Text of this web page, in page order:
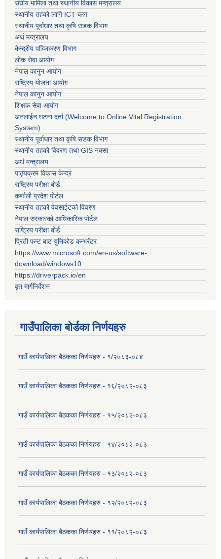
संघीय मामिला तथा स्थानीय विकास मन्त्रालय
स्थानीय तहको लागि ICT ब्लग
स्थानीय पूर्वाधार तथा कृषि सडक विभाग
अर्थ मन्त्रालय
केन्द्रीय पञ्जिकरण विभाग
लोक सेवा आयोग
नेपाल कानुन आयोग
राष्ट्रिय योजना आयोग
नेपाल कानुन आयोग
शिक्षक सेवा आयोग
अनलाईन घटना दर्ता (Welcome to Online Vital Registration
System)
स्थानीय पूर्वाधार तथा कृषि सडक विभाग
स्थानीय तहको विवरण तथा GIS नक्सा
अर्थ मन्त्रालय
पाठ्यक्रम विकास केन्द्र
राष्ट्रिय परीक्षा बोर्ड
कर्णाली प्रदेश पोर्टल
स्थानीय तहको वेवसाईटको विवरण
नेपाल सरकारको आधिकारिक पोर्टल
राष्ट्रिय परीक्षा बोर्ड
प्रिती फन्ट बाट युनिकोड कन्भर्रटर
https://www.microsoft.com/en-us/software-
download/windows10
https://driverpack.io/en
वृत मार्गनिर्देशन
गाउँपालिका बोर्डका निर्णयहरु
गाउँ कार्यपालिका बैठकका निर्णयहरु - १/२०८३-०८४
गाउँ कार्यपालिका बैठकका निर्णयहरु - १६/२०८२-०८३
गाउँ कार्यपालिका बैठकका निर्णयहरु - १५/२०८२-०८३
गाउँ कार्यपालिका बैठकका निर्णयहरु - १४/२०८२-०८३
गाउँ कार्यपालिका बैठकका निर्णयहरु - १३/२०८२-०८३
गाउँ कार्यपालिका बैठकका निर्णयहरु - १२/२०८२-०८३
गाउँ कार्यपालिका बैठकका निर्णयहरु - ११/२०८२-०८३